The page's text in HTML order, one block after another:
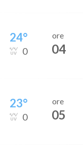
24°
0
ore
04
23°
0
ore
05